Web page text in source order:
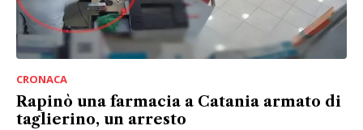
CRONACA
Rapinò una farmacia a Catania armato di
taglierino, un arresto